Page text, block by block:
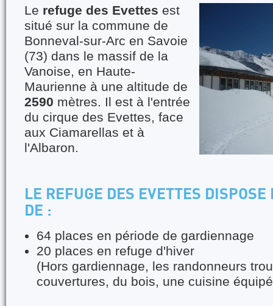
Le refuge des Evettes est
situé sur la commune de
Bonneval-sur-Arc en Savoie
(73) dans le massif de la
Vanoise, en Haute-
Maurienne à une altitude de
2590 mètres. Il est à l'entrée
du cirque des Evettes, face
aux Ciamarellas et à
l'Albaron.
LE REFUGE DES EVETTES
DE :
64 places en période de gardiennage
20 places en refuge d'hiver
(Hors gardiennage, les randonneurs
couvertures, du bois, une cuisine